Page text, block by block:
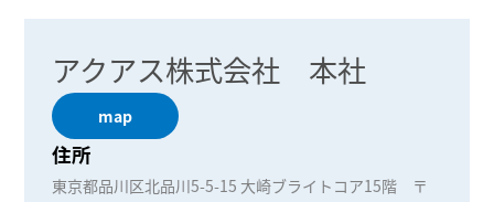
アクアス株式会社 本社
map
住所
東京都品川区北品川5-5-15 大崎ブライトコア15階 〒